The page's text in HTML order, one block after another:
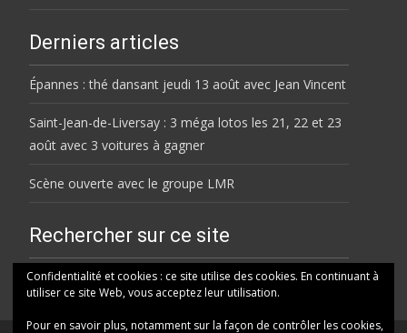
Derniers articles
Épannes : thé dansant jeudi 13 août avec Jean Vincent
Saint-Jean-de-Liversay : 3 méga lotos les 21, 22 et 23
août avec 3 voitures à gagner
Scène ouverte avec le groupe LMR
Rechercher sur ce site
Rechercher
Confidentialité et cookies : ce site utilise des cookies. En continuant à
utiliser ce site Web, vous acceptez leur utilisation.
Pour en savoir plus, notamment sur la façon de contrôler les cookies,